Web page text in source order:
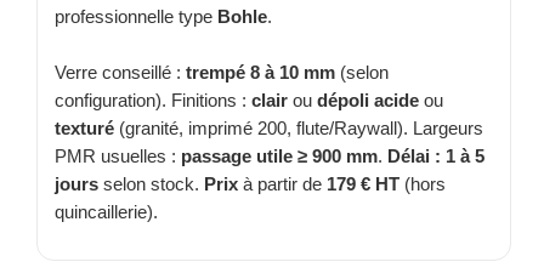
AMBIANCE LAITON BROSSÉ
MIROIRS VIEILLIS AMBIANCE BRASSERIE
MIROIR SUR MESURE
MIROIR VIEILLI
professionnelle type Bohle.
Verre conseillé : trempé 8 à 10 mm (selon
configuration). Finitions : clair ou dépoli acide ou
texturé (granité, imprimé 200, flute/Raywall). Largeurs
PMR usuelles : passage utile ≥ 900 mm. Délai : 1 à 5
jours selon stock. Prix à partir de 179 € HT (hors
quincaillerie).